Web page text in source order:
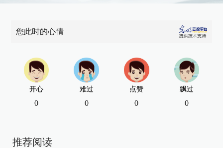
您此时的心情
开心
0
难过
0
点赞
0
飘过
0
推荐阅读